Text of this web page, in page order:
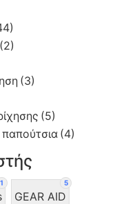
(2)
(3)
(5)
παπούτσια(4)
1 5
GEAR AID